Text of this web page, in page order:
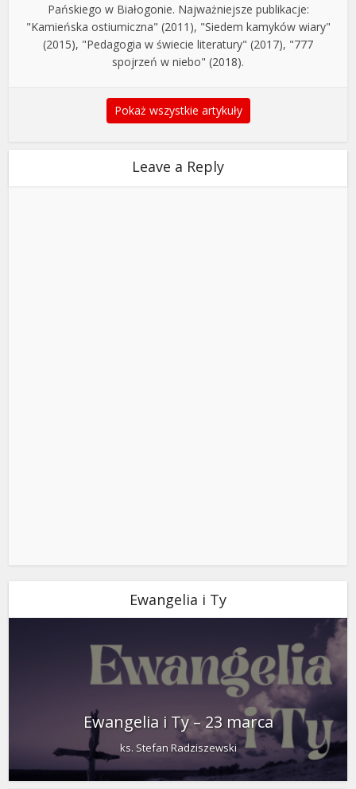
Pańskiego w Białogonie. Najważniejsze publikacje:
"Kamieńska ostiumiczna" (2011), "Siedem kamyków wiary"
(2015), "Pedagogia w świecie literatury" (2017), "777
spojrzeń w niebo" (2018).
Pokaż wszystkie artykuły
Leave a Reply
Ewangelia i Ty
Ewangelia i Ty – 23 marca
ks. Stefan Radziszewski